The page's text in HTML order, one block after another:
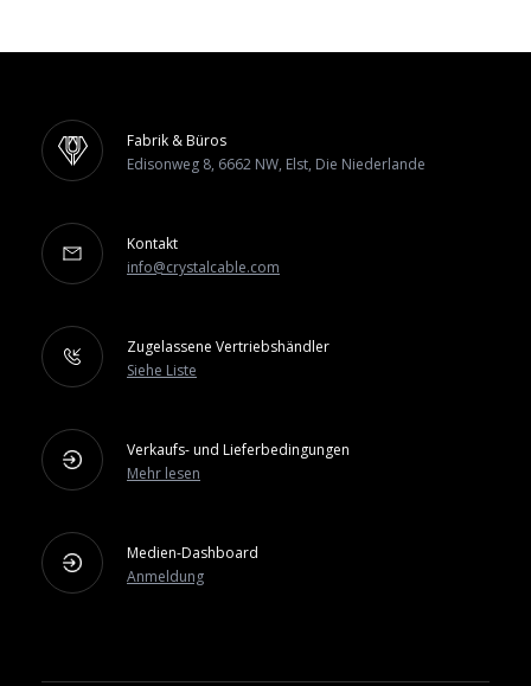
Fabrik & Büros
Edisonweg 8, 6662 NW, Elst, Die Niederlande
Kontakt
info@crystalcable.com
Zugelassene Vertriebshändler
Siehe Liste
Verkaufs- und Lieferbedingungen
Mehr lesen
Medien-Dashboard
Anmeldung